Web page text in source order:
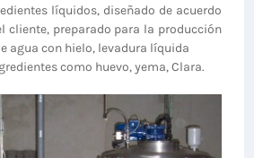
líquidos, diseñado de acuerdo
cliente, preparado para la producción
agua con hielo, levadura líquida
como huevo, yema, Clara.